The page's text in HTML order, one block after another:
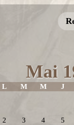
Mai
L M M J
2 3 4 5